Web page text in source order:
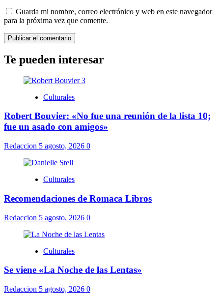
Guarda mi nombre, correo electrónico y web en este navegador
para la próxima vez que comente.
Te pueden interesar
Culturales
Robert Bouvier: «No fue una reunión de la lista 10;
fue un asado con amigos»
Redaccion 5 agosto, 2026 0
Culturales
Recomendaciones de Romaca Libros
Redaccion 5 agosto, 2026 0
Culturales
Se viene «La Noche de las Lentas»
Redaccion 5 agosto, 2026 0